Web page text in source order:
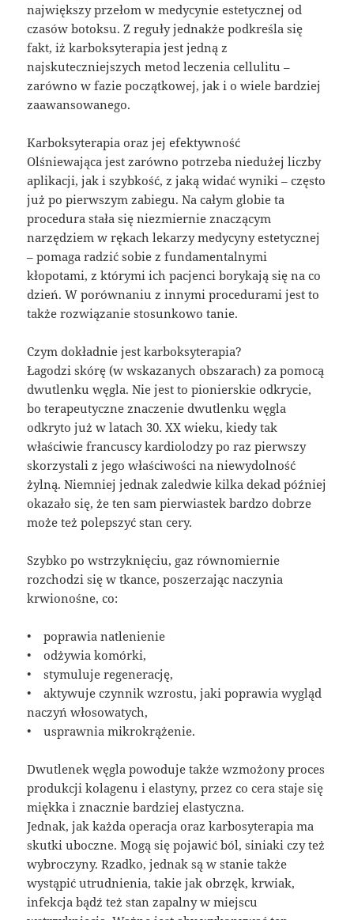
największy przełom w medycynie estetycznej od
czasów botoksu. Z reguły jednakże podkreśla się
fakt, iż karboksyterapia jest jedną z
najskuteczniejszych metod leczenia cellulitu –
zarówno w fazie początkowej, jak i o wiele bardziej
zaawansowanego.
Karboksyterapia oraz jej efektywność
Olśniewająca jest zarówno potrzeba niedużej liczby
aplikacji, jak i szybkość, z jaką widać wyniki – często
już po pierwszym zabiegu. Na całym globie ta
procedura stała się niezmiernie znaczącym
narzędziem w rękach lekarzy medycyny estetycznej
– pomaga radzić sobie z fundamentalnymi
kłopotami, z którymi ich pacjenci borykają się na co
dzień. W porównaniu z innymi procedurami jest to
także rozwiązanie stosunkowo tanie.
Czym dokładnie jest karboksyterapia?
Łagodzi skórę (w wskazanych obszarach) za pomocą
dwutlenku węgla. Nie jest to pionierskie odkrycie,
bo terapeutyczne znaczenie dwutlenku węgla
odkryto już w latach 30. XX wieku, kiedy tak
właściwie francuscy kardiolodzy po raz pierwszy
skorzystali z jego właściwości na niewydolność
żylną. Niemniej jednak zaledwie kilka dekad później
okazało się, że ten sam pierwiastek bardzo dobrze
może też polepszyć stan cery.
Szybko po wstrzyknięciu, gaz równomiernie
rozchodzi się w tkance, poszerzając naczynia
krwionośne, co:
• poprawia natlenienie
• odżywia komórki,
• stymuluje regenerację,
• aktywuje czynnik wzrostu, jaki poprawia wygląd
naczyń włosowatych,
• usprawnia mikrokrążenie.
Dwutlenek węgla powoduje także wzmożony proces
produkcji kolagenu i elastyny, przez co cera staje się
miękka i znacznie bardziej elastyczna.
Jednak, jak każda operacja oraz karbosyterapia ma
skutki uboczne. Mogą się pojawić ból, siniaki czy też
wybroczyny. Rzadko, jednak są w stanie także
wystąpić utrudnienia, takie jak obrzęk, krwiak,
infekcja bądź też stan zapalny w miejscu